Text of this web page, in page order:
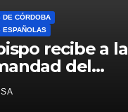
DE CÓRDOBA
ESPAÑOLAS
recibe a la
del